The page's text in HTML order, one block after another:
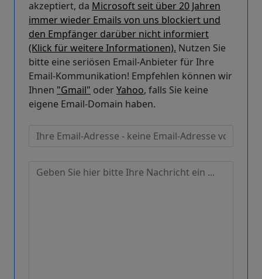
akzeptiert, da Microsoft seit über 20 Jahren
immer wieder Emails von uns blockiert und
den Empfänger darüber nicht informiert
(Klick für weitere Informationen). Nutzen Sie
bitte eine seriösen Email-Anbieter für Ihre
Email-Kommunikation! Empfehlen können wir
Ihnen "Gmail" oderYahoo, falls Sie keine
eigene Email-Domain haben.